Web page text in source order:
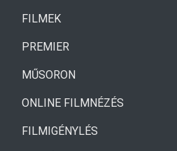
FILMEK(CURRENT)
PREMIER
MŰSORON
ONLINE FILMNÉZÉS
FILMIGÉNYLÉS